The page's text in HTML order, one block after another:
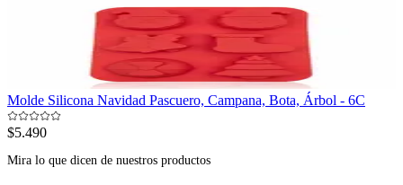
Molde Silicona Navidad Pascuero, Campana, Bota, Árbol - 6C
$5.490
Mira lo que dicen de nuestros productos